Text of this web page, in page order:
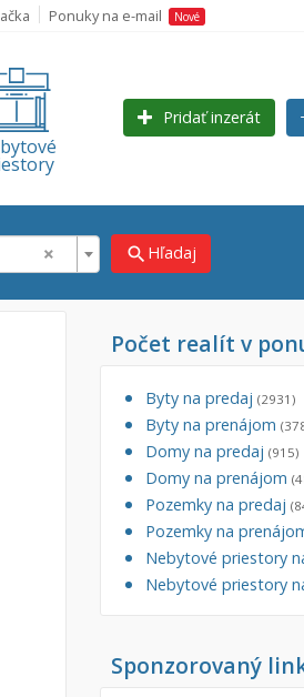
Ponuky na e-mail Nové
Pridať inzerát
× search Hľadaj
priestory
Administratívne, obchodné
Garáž, garážové státie
Počet realít v
Byty na predaj (2931)
Byty na prenájom
Domy na predaj (915)
Domy na prenájom
Pozemky na predaj
Pozemky na
Nebytové priestory
Nebytové priestory
Sponzorovaný